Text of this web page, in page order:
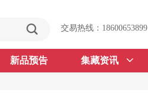
交易热线：18600653899
新品预告 集藏资讯